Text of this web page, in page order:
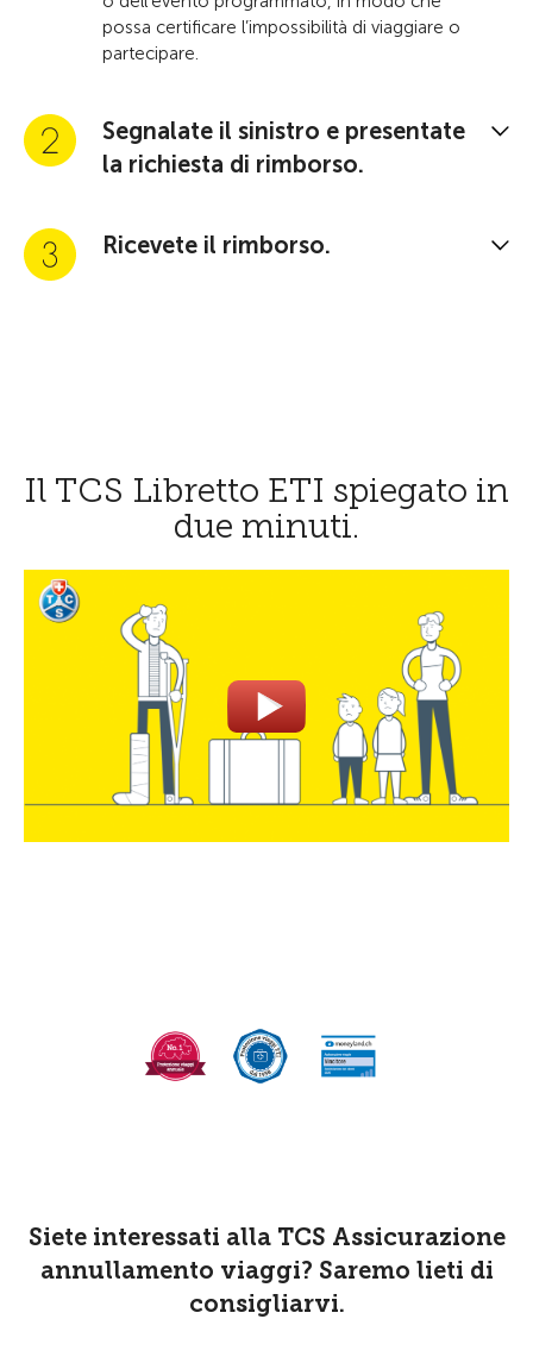
possa certificare l’impossibilità di viaggiare o
partecipare.
Segnalate il sinistro e presentate
la richiesta di rimborso.
Ricevete il rimborso.
Il TCS Libretto ETI spiegato in
due minuti.
Siete interessati alla TCS Assicurazione
annullamento viaggi? Saremo lieti di
consigliarvi.